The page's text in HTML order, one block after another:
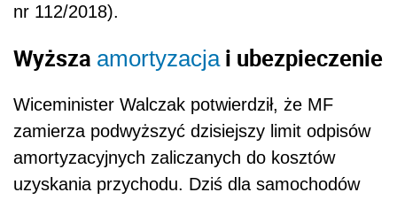
nr 112/2018).
Wyższa amortyzacjai ubezpieczenie
Wiceminister Walczak potwierdził, że MF
zamierza podwyższyć dzisiejszy limit odpisów
amortyzacyjnych zaliczanych do kosztów
uzyskania przychodu. Dziś dla samochodów